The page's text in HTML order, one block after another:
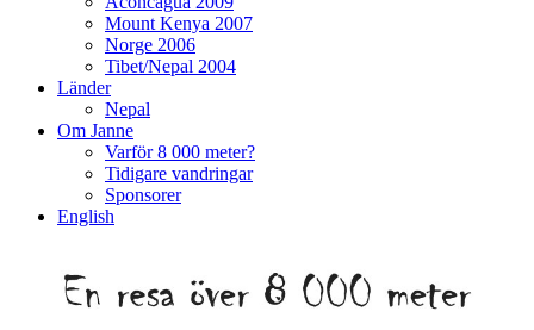
Mount Kenya 2007
Norge 2006
Tibet/Nepal 2004
Länder
Nepal
Om Janne
Varför 8 000 meter?
Tidigare vandringar
Sponsorer
English